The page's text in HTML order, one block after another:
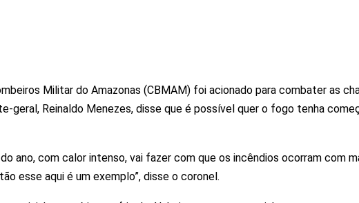
Militar do Amazonas (CBMAM) foi acionado para combater as
geral, Reinaldo Menezes, disse que é possível quer o fogo tenha
ano, com calor intenso, vai fazer com que os incêndios ocorram com
esse aqui é um exemplo”, disse o coronel.